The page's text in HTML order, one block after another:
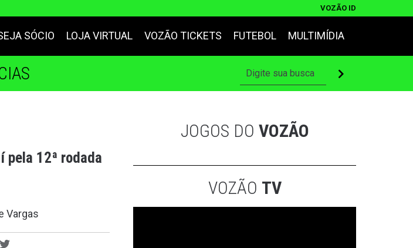
VOZÃO ID
SÓCIO LOJA VIRTUAL VOZÃO TICKETS FUTEBOL MULTIMÍDIA
pela 12ª rodada
Vargas
JOGOS DO VOZÃO
VOZÃO TV